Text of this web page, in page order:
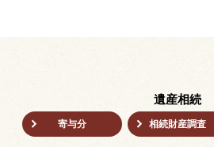
遺産相続
寄与分 相続財産調査